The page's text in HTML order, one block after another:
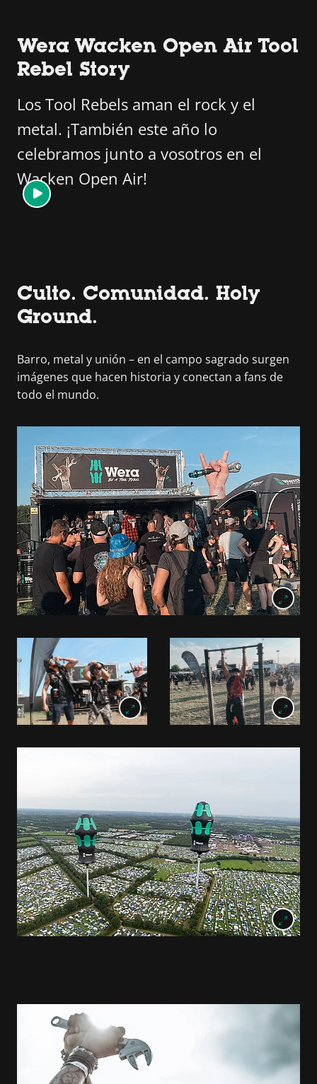
Wera Wacken Open Air Tool
Rebel Story
Los Tool Rebels aman el rock y el
metal. ¡También este año lo
celebramos junto a vosotros en el
Wacken Open Air!
Culto. Comunidad. Holy
Ground.
Barro, metal y unión – en el campo sagrado surgen
imágenes que hacen historia y conectan a fans de
todo el mundo.